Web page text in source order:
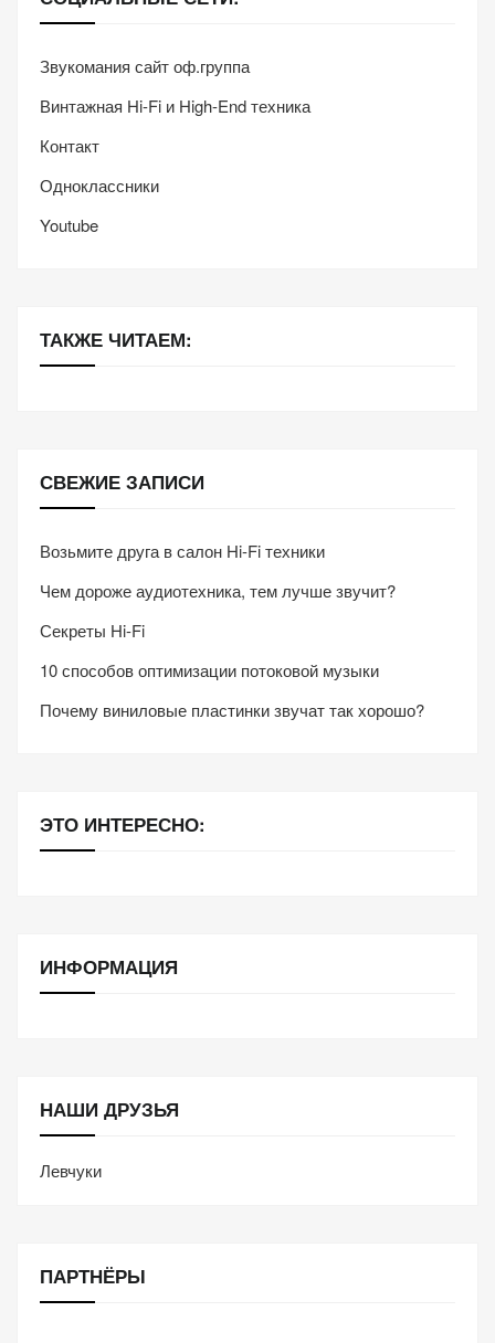
Звукомания сайт оф.группа
Винтажная Hi-Fi и High-End техника
Контакт
Одноклассники
Youtube
ТАКЖЕ ЧИТАЕМ:
СВЕЖИЕ ЗАПИСИ
Возьмите друга в салон Hi-Fi техники
Чем дороже аудиотехника, тем лучше звучит?
Секреты Hi-Fi
10 способов оптимизации потоковой музыки
Почему виниловые пластинки звучат так хорошо?
ЭТО ИНТЕРЕСНО:
ИНФОРМАЦИЯ
НАШИ ДРУЗЬЯ
Левчуки
ПАРТНЁРЫ